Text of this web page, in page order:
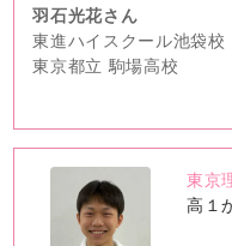
羽石光花さん
東進ハイスクール池袋校
東京都立 駒場高校
no
image
東京
高１